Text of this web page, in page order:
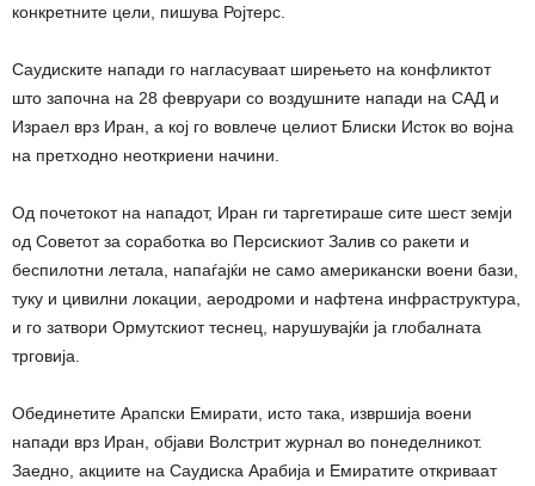
конкретните цели, пишува Ројтерс.
Саудиските напади го нагласуваат ширењето на конфликтот
што започна на 28 февруари со воздушните напади на САД и
Израел врз Иран, а кој го вовлече целиот Блиски Исток во војна
на претходно неоткриени начини.
Од почетокот на нападот, Иран ги таргетираше сите шест земји
од Советот за соработка во Персискиот Залив со ракети и
беспилотни летала, напаѓајќи не само американски воени бази,
туку и цивилни локации, аеродроми и нафтена инфраструктура,
и го затвори Ормутскиот теснец, нарушувајќи ја глобалната
трговија.
Обединетите Арапски Емирати, исто така, извршија воени
напади врз Иран, објави Волстрит журнал во понеделникот.
Заедно, акциите на Саудиска Арабија и Емиратите откриваат